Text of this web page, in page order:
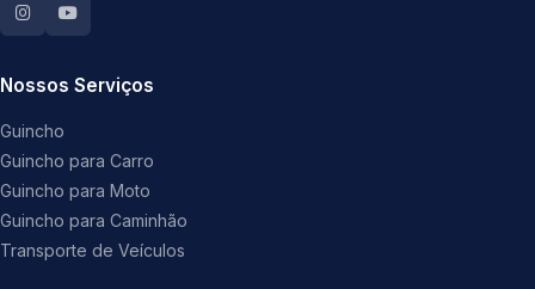
Nossos Serviços
Guincho
Guincho para Carro
Guincho para Moto
Guincho para Caminhão
Transporte de Veículos